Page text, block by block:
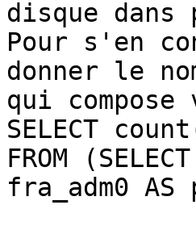
disque
Pour s'en
donner le
qui
SELECT
FROM
fra_adm0